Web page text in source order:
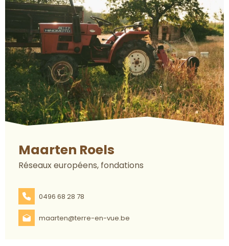
Maarten Roels
Réseaux européens, fondations
0496 68 28 78
maarten@terre-en-vue.be